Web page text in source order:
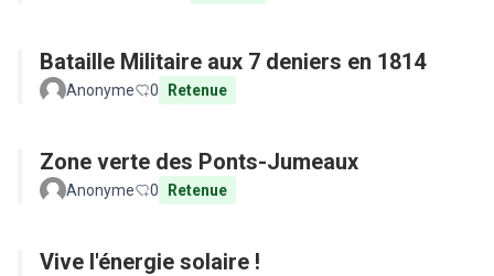
Bataille Militaire aux 7 deniers en 1814
Anonyme 0 Retenue
Zone verte des Ponts-Jumeaux
Anonyme 0 Retenue
Vive l'énergie solaire !